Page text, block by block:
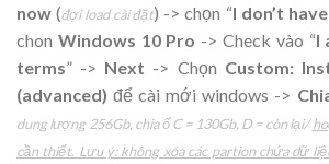
now (đợi load cài đặt) -> chọn “I don’t
chon Windows 10 Pro -> Check vào “I
terms” -> Next -> Chọn Custom:
(advanced) để cài mới windows ->
dung lượng 256Gb, chia ổ C = 130Gb, D = còn lại/
cần thiết. Lưu ý: không xóa các partion chứa dữ